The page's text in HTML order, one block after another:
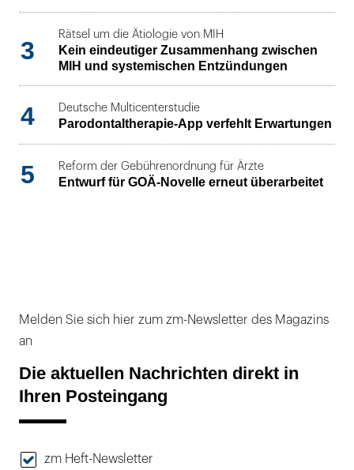
3
Rätsel um die Ätiologie von MIH
Kein eindeutiger Zusammenhang zwischen
MIH und systemischen Entzündungen
4 Deutsche Multicenterstudie
Parodontaltherapie-App verfehlt Erwartungen
5 Reform der Gebührenordnung für Ärzte
Entwurf für GOÄ-Novelle erneut überarbeitet
Melden Sie sich hier zum zm-Newsletter des Magazins
an
Die aktuellen Nachrichten direkt in
Ihren Posteingang
zm Heft-Newsletter